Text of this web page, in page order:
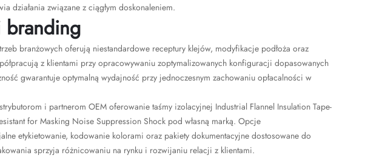
działania związane z ciągłym doskonaleniem.
branding
branżowych oferują niestandardowe receptury klejów, modyfikacje podłoża oraz
z klientami przy opracowywaniu zoptymalizowanych konfiguracji dopasowanych
gwarantuje optymalną wydajność przy jednoczesnym zachowaniu opłacalności w
i partnerom OEM oferowanie taśmy izolacyjnej Industrial Flannel Insulation Tape-
for Masking Noise Suppression Shock pod własną marką. Opcje
etykietowanie, kodowanie kolorami oraz pakiety dokumentacyjne dostosowane do
sprzyja różnicowaniu na rynku i rozwijaniu relacji z klientami.